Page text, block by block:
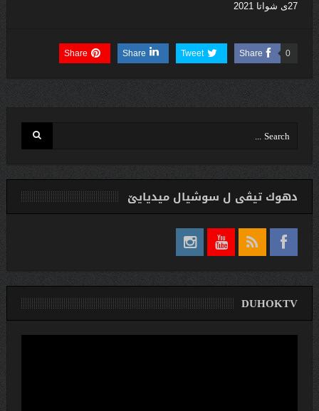
27ی شواتا 2021
Share 0
Tweet
Share
Share
دهوك تیڤی ل سوشیال ميديایێ
DUHOKTV